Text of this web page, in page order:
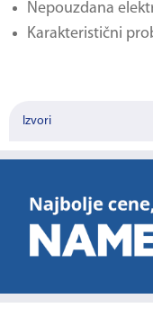
Nepouzdana
Karakteristični
Izvori